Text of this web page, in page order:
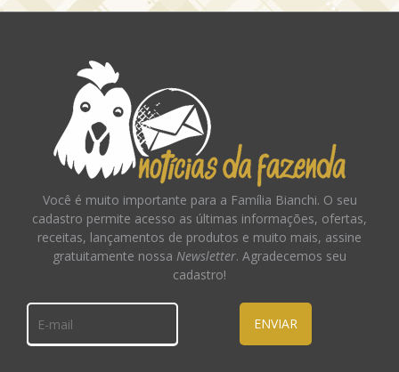
Você é muito importante para a Família Bianchi. O seu
cadastro permite acesso as últimas informações, ofertas,
receitas, lançamentos de produtos e muito mais, assine
gratuitamente nossa Newsletter. Agradecemos seu
cadastro!
ENVIAR